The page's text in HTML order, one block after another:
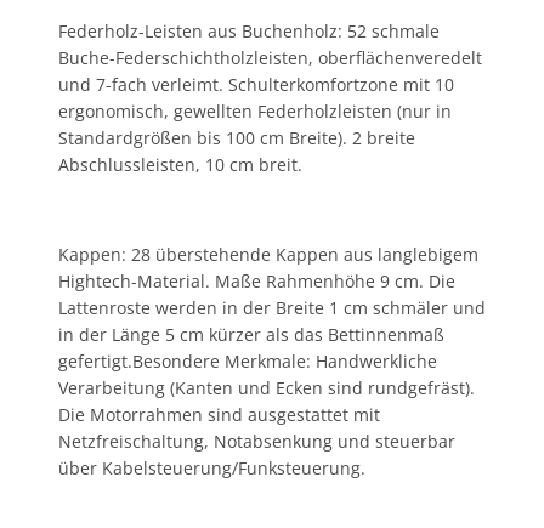
Federholz-Leisten aus Buchenholz: 52 schmale
Buche-Federschichtholzleisten, oberflächenveredelt
und 7-fach verleimt. Schulterkomfortzone mit 10
ergonomisch, gewellten Federholzleisten (nur in
Standardgrößen bis 100 cm Breite). 2 breite
Abschlussleisten, 10 cm breit.
Kappen: 28 überstehende Kappen aus langlebigem
Hightech-Material. Maße Rahmenhöhe 9 cm. Die
Lattenroste werden in der Breite 1 cm schmäler und
in der Länge 5 cm kürzer als das Bettinnenmaß
gefertigt.Besondere Merkmale: Handwerkliche
Verarbeitung (Kanten und Ecken sind rundgefräst).
Die Motorrahmen sind ausgestattet mit
Netzfreischaltung, Notabsenkung und steuerbar
über Kabelsteuerung/Funksteuerung.